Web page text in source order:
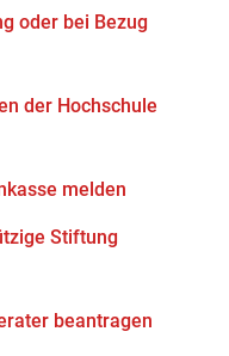
oder bei Bezug
der Hochschule
melden
Stiftung
beantragen